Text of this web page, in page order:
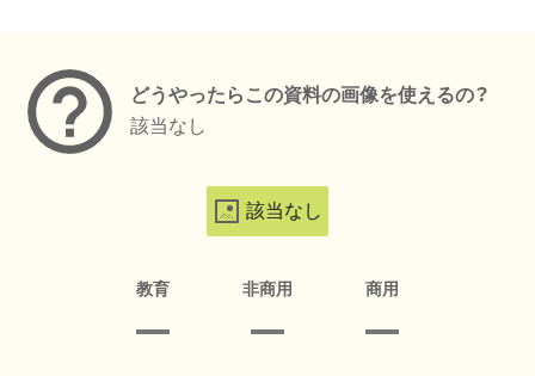
どうやったらこの資料の画像を使えるの？
該当なし
該当なし
教育 非商用 商用